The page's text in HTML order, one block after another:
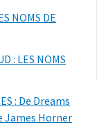
NOMS DE
: LES NOMS
: De Dreams
James Horner